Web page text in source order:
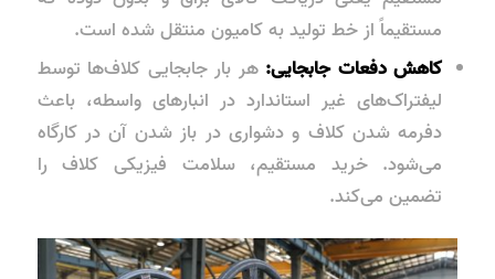
مستقیماً از خط تولید به کامیون منتقل شده است.
کاهش دفعات جابجایی: هر بار جابجایی کلاف‌ها توسط
لیفتراک‌های غیر استاندارد در انبارهای واسطه، باعث
دفرمه شدن کلاف و دشواری در باز شدن آن در کارگاه
می‌شود. خرید مستقیم، سلامت فیزیکی کلاف را
تضمین می‌کند.